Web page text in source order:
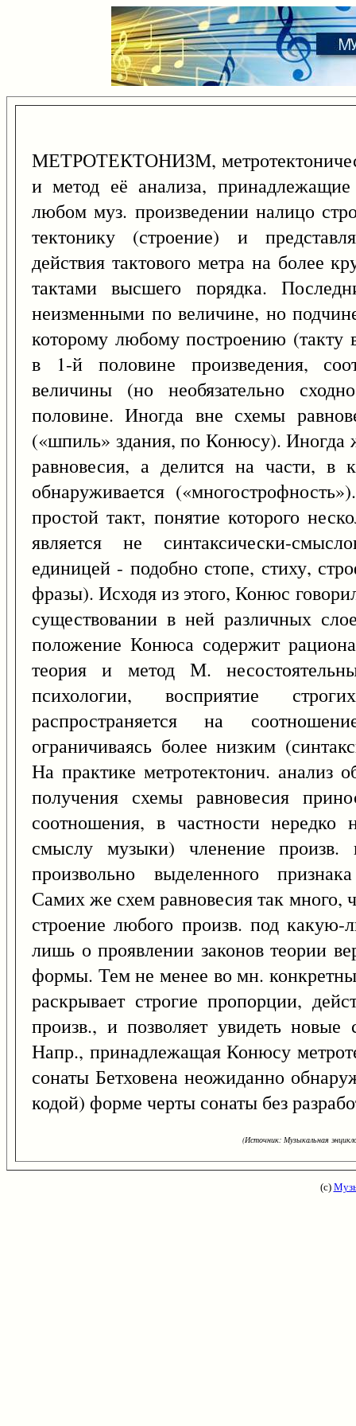
МЕТРОТЕКТОНИЗМ,
и метод её анализа,
любом муз. произведении налицо
тектонику (строение) и
действия тактового метра на более
тактами высшего порядка.
неизменными по величине, но
которому любому построению (такту
в 1-й половине произведения,
величины (но необязательно
половине. Иногда вне схемы
(«шпиль» здания, по Конюсу).
равновесия, а делится на части, в
обнаруживается
простой такт, понятие которого
является не синтаксически-
единицей - подобно стопе, стиху,
фразы). Исходя из этого, Конюс
существовании в ней различных
положение Конюса содержит
теория и метод М.
психологии, восприятие
распространяется на
ограничиваясь более низким
На практике метротектонич. анализ
получения схемы равновесия
соотношения, в частности нередко
смыслу музыки) членение
произвольно выделенного
Самих же схем равновесия так много,
строение любого произв. под какую-
лишь о проявлении законов теории
формы. Тем не менее во мн.
раскрывает строгие пропорции,
произв., и позволяет увидеть
Напр., принадлежащая Конюсу
сонаты Бетховена неожиданно
кодой) форме черты сонаты без
(Источник: Музыкальная
(с)